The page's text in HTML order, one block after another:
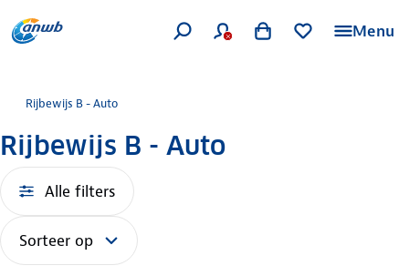
Menu
Rijbewijs B - Auto
Rijbewijs B - Auto
Alle filters
Sorteer op